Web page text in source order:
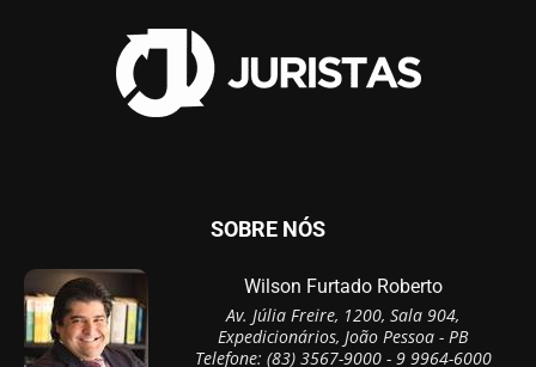
SOBRE NÓS
Wilson Furtado Roberto
Av. Júlia Freire, 1200, Sala 904,
Expedicionários, João Pessoa - PB
Telefone: (83) 3567-9000 - 9 9964-6000